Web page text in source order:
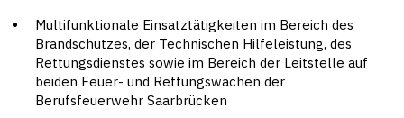
Multifunktionale Einsatztätigkeiten im Bereich des
Brandschutzes, der Technischen Hilfeleistung, des
Rettungsdienstes sowie im Bereich der Leitstelle auf
beiden Feuer- und Rettungswachen der
Berufsfeuerwehr Saarbrücken